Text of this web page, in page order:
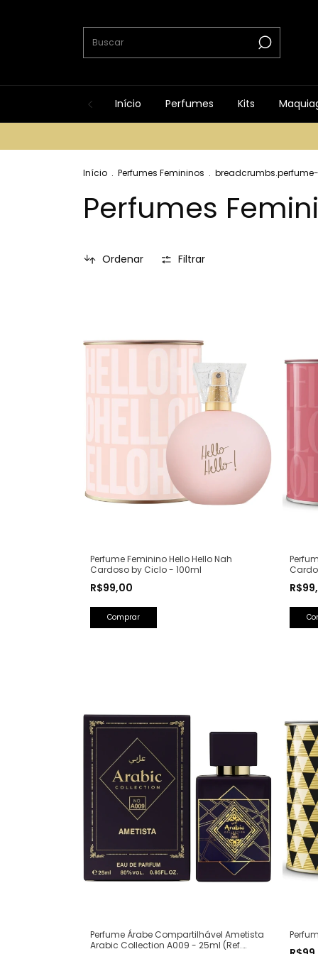
Início Perfumes Kits
Início . Perfumes Femininos .
Perfumes
Ordenar Filtrar
Perfume Feminino Hello Hello Nah
Cardoso by Ciclo - 100ml
R$99,00
Perfume Árabe Compartilhável Ametista
Arabic Collection A009 - 25ml (Ref.